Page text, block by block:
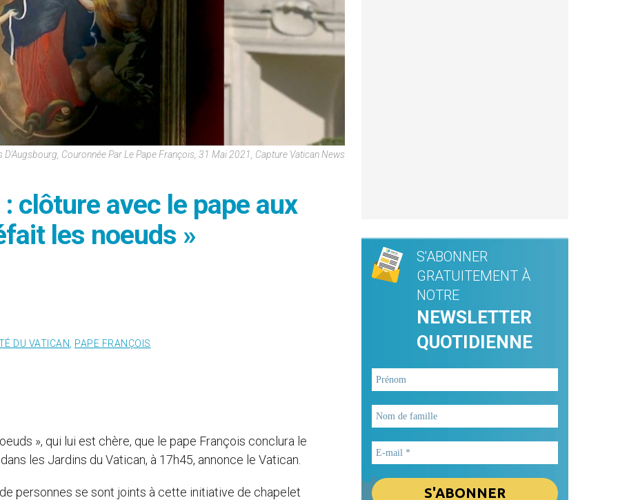
D'Augsbourg, Couronnée Par Le Pape François, 31 Mai 2021, Capture Vatican News
clôture avec le pape aux
les noeuds »
DU VATICAN PAPE FRANÇOIS
», qui lui est chère, que le pape François conclura le
les Jardins du Vatican, à 17h45, annonce le Vatican.
personnes se sont joints à cette initiative de chapelet
S'ABONNER
GRATUITEMENT À
NOTRE
NEWSLETTER
QUOTIDIENNE